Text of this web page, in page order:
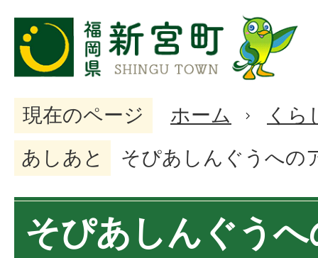
現在のページ ホーム
くら
あしあと
そぴあしんぐうへの
そぴあしんぐう